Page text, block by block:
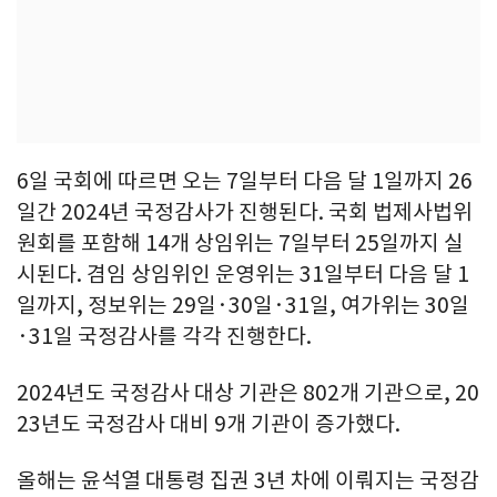
6일 국회에 따르면 오는 7일부터 다음 달 1일까지 26
일간 2024년 국정감사가 진행된다. 국회 법제사법위
원회를 포함해 14개 상임위는 7일부터 25일까지 실
시된다. 겸임 상임위인 운영위는 31일부터 다음 달 1
일까지, 정보위는 29일·30일·31일, 여가위는 30일
·31일 국정감사를 각각 진행한다.
2024년도 국정감사 대상 기관은 802개 기관으로, 20
23년도 국정감사 대비 9개 기관이 증가했다.
올해는 윤석열 대통령 집권 3년 차에 이뤄지는 국정감